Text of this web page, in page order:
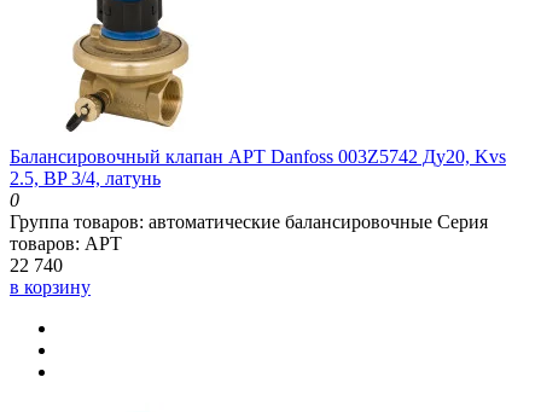
Балансировочный клапан APT Danfoss 003Z5742 Ду20, Kvs
2.5, BP 3/4, латунь
0
Группа товаров: автоматические балансировочные Серия
товаров: APT
22 740
в корзину